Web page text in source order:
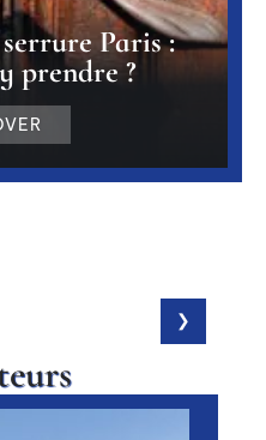
Paris :
prendre ?